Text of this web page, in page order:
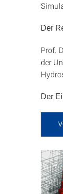
Der
Prof.
der
Der